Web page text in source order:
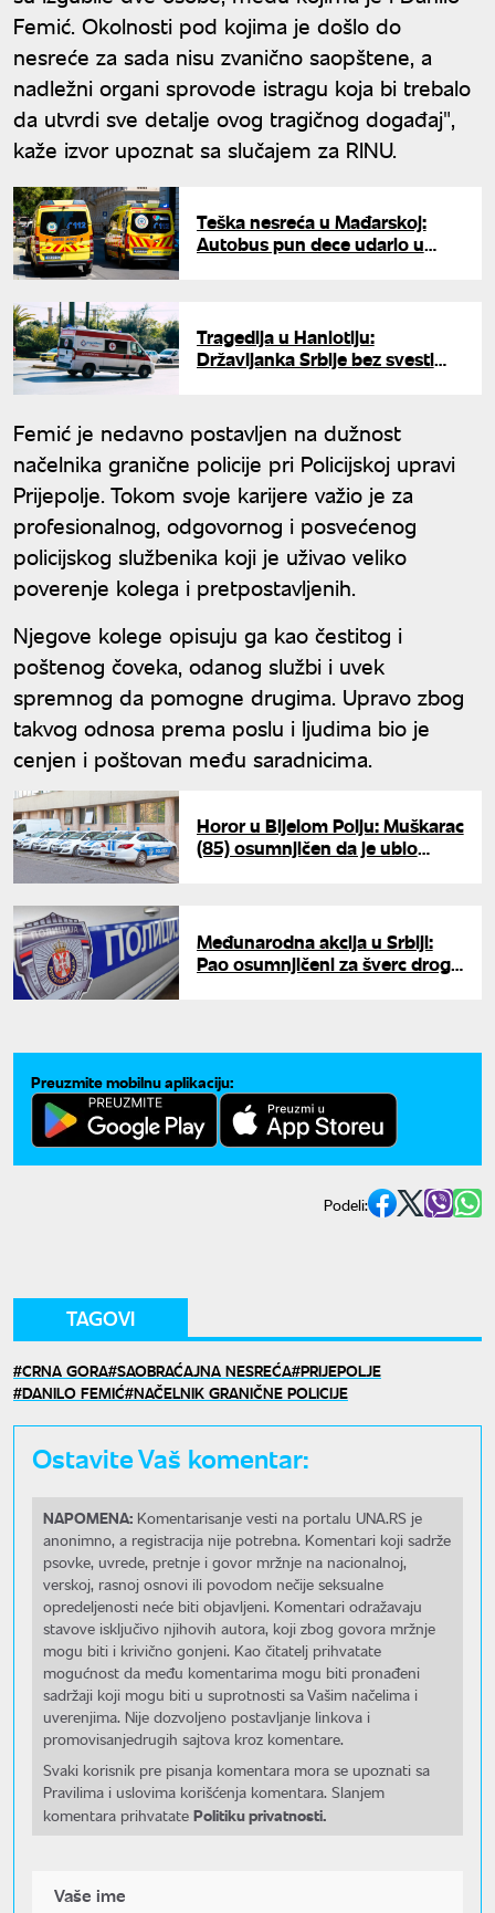
Femić. Okolnosti pod kojima je došlo do
nesreće za sada nisu zvanično saopštene, a
nadležni organi sprovode istragu koja bi trebalo
da utvrdi sve detalje ovog tragičnog događaj",
kaže izvor upoznat sa slučajem za RINU.
Teška nesreća u Mađarskoj:
Autobus pun dece udario u
Tragedija u Haniotiju:
Državljanka Srbije bez svesti
Femić je nedavno postavljen na dužnost
načelnika granične policije pri Policijskoj upravi
Prijepolje. Tokom svoje karijere važio je za
profesionalnog, odgovornog i posvećenog
policijskog službenika koji je uživao veliko
poverenje kolega i pretpostavljenih.
Njegove kolege opisuju ga kao čestitog i
poštenog čoveka, odanog službi i uvek
spremnog da pomogne drugima. Upravo zbog
takvog odnosa prema poslu i ljudima bio je
cenjen i poštovan među saradnicima.
Horor u Bijelom Polju: Muškarac
(85) osumnjičen da je ubio
Međunarodna akcija u Srbiji:
Pao osumnjičeni za šverc droge
Preuzmite mobilnu aplikaciju:
Podeli:
TAGOVI
CRNA GORA SAOBRAĆAJNA NESREĆA PRIJEPOLJE
DANILO FEMIĆ NAČELNIK GRANIČNE POLICIJE
Ostavite Vaš komentar:
NAPOMENA: Komentarisanje vesti na portalu UNA.RS je
anonimno, a registracija nije potrebna. Komentari koji sadrže
psovke, uvrede, pretnje i govor mržnje na nacionalnoj,
verskoj, rasnoj osnovi ili povodom nečije seksualne
opredeljenosti neće biti objavljeni. Komentari odražavaju
stavove isključivo njihovih autora, koji zbog govora mržnje
mogu biti i krivično gonjeni. Kao čitatelj prihvatate
mogućnost da među komentarima mogu biti pronađeni
sadržaji koji mogu biti u suprotnosti sa Vašim načelima i
uverenjima. Nije dozvoljeno postavljanje linkova i
promovisanjedrugih sajtova kroz komentare.
Svaki korisnik pre pisanja komentara mora se upoznati sa
Pravilima i uslovima korišćenja komentara. Slanjem
komentara prihvatate Politiku privatnosti.